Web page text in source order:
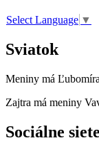
Select Language ▼
Sviatok
Meniny má Ľubomíra
Zajtra má meniny
Sociálne siete